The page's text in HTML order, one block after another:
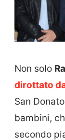
Non solo
dirottato
San
bambini,
secondo